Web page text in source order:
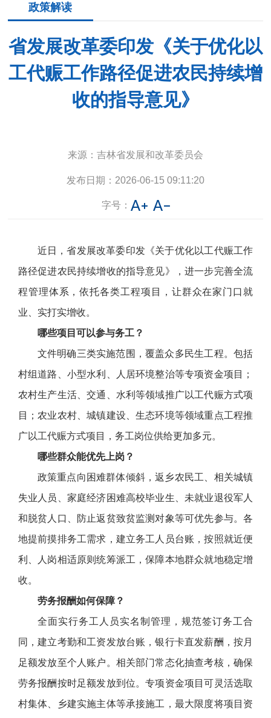
政策解读
省发展改革委印发《关于优化以
工代赈工作路径促进农民持续增
收的指导意见》
来源： 吉林省发展和改革委员会
发布日期： 2026-06-15 09:11:20
字号：
近日，省发展改革委印发《关于优化以工代赈工作
路径促进农民持续增收的指导意见》，进一步完善全流
程管理体系，依托各类工程项目，让群众在家门口就
业、实打实增收。
哪些项目可以参与务工？
文件明确三类实施范围，覆盖众多民生工程。包括
村组道路、小型水利、人居环境整治等专项资金项目；
农村生产生活、交通、水利等领域推广以工代赈方式项
目；农业农村、城镇建设、生态环境等领域重点工程推
广以工代赈方式项目，务工岗位供给更加多元。
哪些群众能优先上岗？
政策重点向困难群体倾斜，返乡农民工、相关城镇
失业人员、家庭经济困难高校毕业生、未就业退役军人
和脱贫人口、防止返贫致贫监测对象等可优先参与。各
地提前摸排务工需求，建立务工人员台账，按照就近便
利、人岗相适原则统筹派工，保障本地群众就地稳定增
收。
劳务报酬如何保障？
全面实行务工人员实名制管理，规范签订务工合
同，建立考勤和工资发放台账，银行卡直发薪酬，按月
足额发放至个人账户。相关部门常态化抽查考核，确保
劳务报酬按时足额发放到位。专项资金项目可灵活选取
村集体、乡建实施主体等承接施工，最大限度将项目资